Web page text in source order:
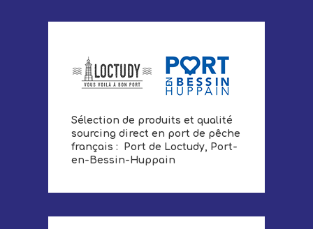
Sélection de produits et qualité
sourcing direct en port de pêche
français : Port de Loctudy, Port-
en-Bessin-Huppain